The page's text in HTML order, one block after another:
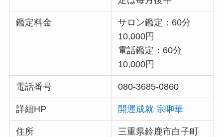
鑑定料金
サロン鑑定：60分
10,000円
電話鑑定：60分
10,000円
電話番号 080-3685-0860
詳細HP 開運成就 宗啝華
住所
三重県鈴鹿市白子町